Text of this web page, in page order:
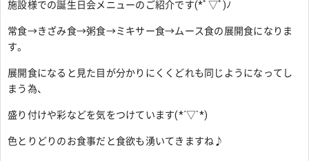
施設様での誕生日会メニューのご紹介です(*ﾟ▽ﾟ)ﾉ
常食→きざみ食→粥食→ミキサー食→ムース食の展開食になりま
す。
展開食になると見た目が分かりにくくどれも同じようになってし
まう為、
盛り付けや彩などを気をつけています(*´▽`*)
色とりどりのお食事だと食欲も湧いてきますね♪